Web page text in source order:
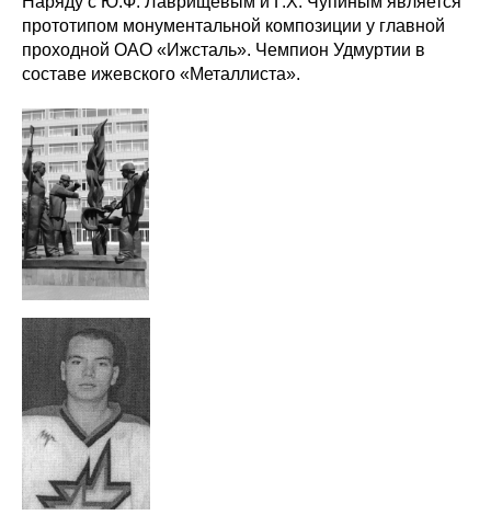
прототипом монументальной композиции у главной
проходной ОАО «Ижсталь». Чемпион Удмуртии в
составе ижевского «Металлиста».